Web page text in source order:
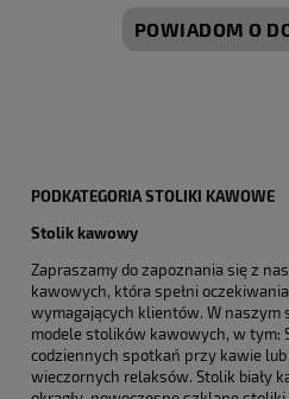
POWIADOM O
PODKATEGORIA STOLIKI KAWOWE
Stolik kawowy
Zapraszamy do zapoznania się z
kawowych, która spełni
wymagających klientów. W naszym
modele stolików kawowych, w tym:
codziennych spotkań przy kawie
wieczornych relaksów. Stolik biały